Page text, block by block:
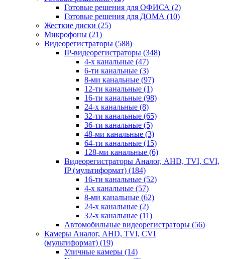
Готовые решения для ОФИСА (2)
Готовые решения для ДОМА (10)
Жесткие диски (25)
Микрофоны (21)
Видеорегистраторы (588)
IP-видеорегистраторы (348)
4-х канальные (47)
6-ти канальные (3)
8-ми канальные (97)
12-ти канальные (1)
16-ти канальные (98)
24-х канальные (8)
32-ти канальные (65)
36-ти канальные (5)
48-ми канальные (3)
64-ти канальные (15)
128-ми канальные (6)
Видеорегистраторы Аналог, AHD, TVI, CVI,
IP (мультиформат) (184)
16-ти канальные (52)
4-х канальные (57)
8-ми канальные (62)
24-х канальные (2)
32-х канальные (11)
Автомобильные видеорегистраторы (56)
Камеры Аналог, AHD, TVI, CVI
(мультиформат) (19)
Уличные камеры (14)